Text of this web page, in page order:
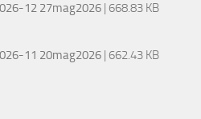
12 27mag2026 | 668.83 KB
11 20mag2026 | 662.43 KB